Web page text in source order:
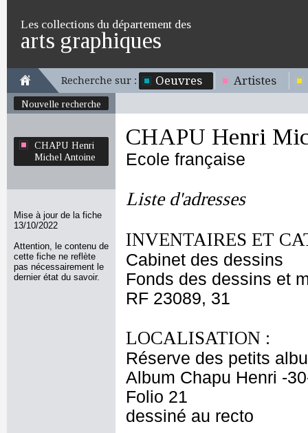
Les collections du département des
arts graphiques
Recherche sur : Oeuvres Artistes
Nouvelle recherche
CHAPU Henri
Michel Antoine
Mise à jour de la fiche
13/10/2022
Attention, le contenu de
cette fiche ne reflète
pas nécessairement le
dernier état du savoir.
CHAPU Henri
Ecole française
Liste d'adresses
INVENTAIRES ET
Cabinet des dessins
Fonds des dessins et
RF 23089, 31
LOCALISATION :
Réserve des petits
Album Chapu Henri -
Folio 21
dessiné au recto